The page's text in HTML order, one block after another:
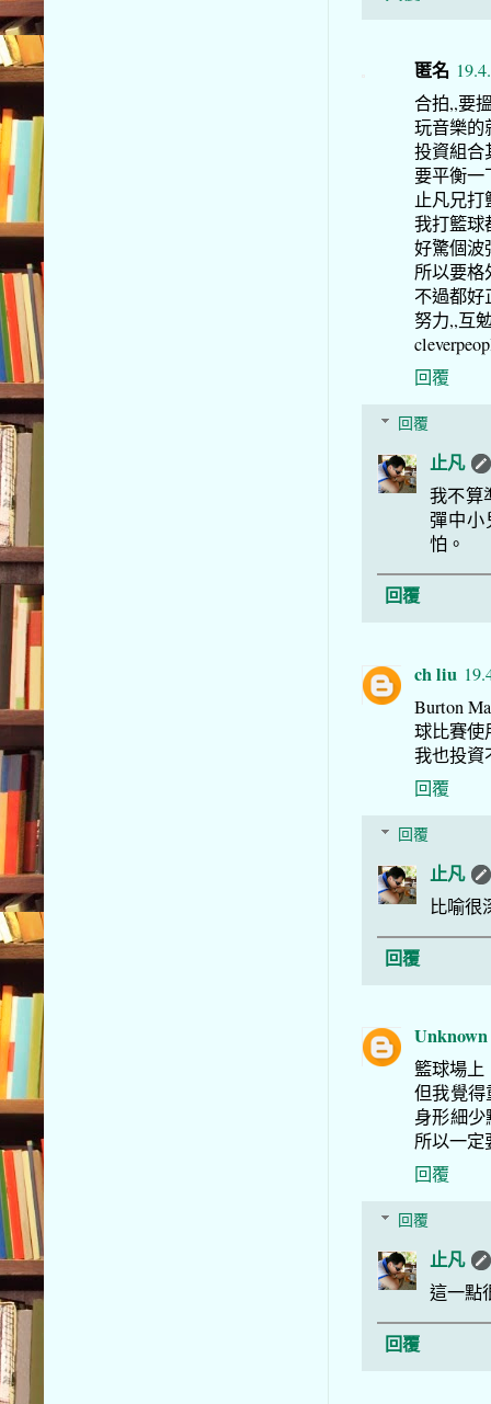
匿名
合拍,,要
玩音樂的
投資組合
要平衡一
止凡兄打
我打籃球
好驚個波
所以要格
不過都好
努力,,互
回覆
回覆
止凡
我不算
彈中
怕。
回覆
ch liu
Burton
球比賽使
我也投資
回覆
回覆
止凡
比喻很
回覆
Unknown
籃球場上
但我覺
身形細少
所以一定
回覆
回覆
止凡
這一點
回覆